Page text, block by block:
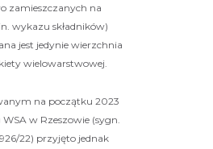
zamieszczanych na
wykazu składników)
jest jedynie wierzchnia
wielowarstwowej.
na początku 2023
w Rzeszowie (sygn.
22) przyjęto jednak